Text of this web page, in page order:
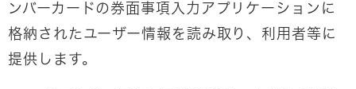
ンバーカードの券面事項入力アプリケーションに
格納されたユーザー情報を読み取り、利用者等に
提供します。